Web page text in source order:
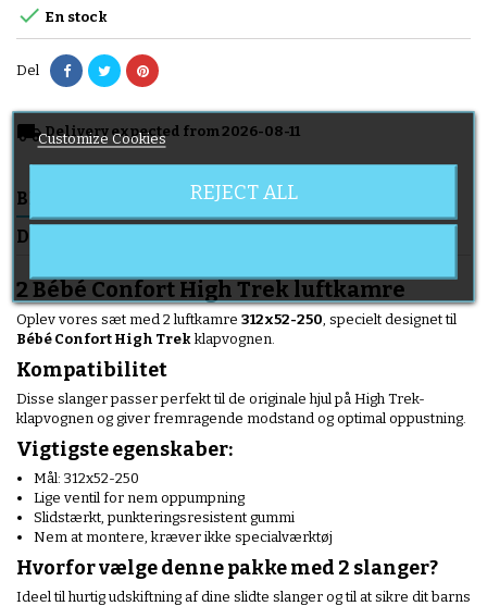
 En stock
Del
local_shippingDelivery expected from 2026-08-11
BESKRIVELSE
PRODUKTOPLYSNINGER
DELIVERY
2 Bébé Confort High Trek luftkamre
Oplev vores sæt med 2 luftkamre 312x52-250 , specielt designet til
Bébé Confort High Trek klapvognen.
Kompatibilitet
Disse slanger passer perfekt til de originale hjul på High Trek-
klapvognen og giver fremragende modstand og optimal oppustning.
Vigtigste egenskaber:
Mål: 312x52-250
Lige ventil for nem oppumpning
Slidstærkt, punkteringsresistent gummi
Nem at montere, kræver ikke specialværktøj
Hvorfor vælge denne pakke med 2 slanger?
Ideel til hurtig udskiftning af dine slidte slanger og til at sikre dit barns
Customize Cookies
REJECT ALL